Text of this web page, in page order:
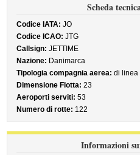
Scheda
Codice IATA: JO
Codice ICAO: JTG
Callsign: JETTIME
Nazione: Danimarca
Tipologia compagnia aerea: di linea
Dimensione Flotta: 23
Aeroporti serviti: 53
Numero di rotte: 122
Informazioni